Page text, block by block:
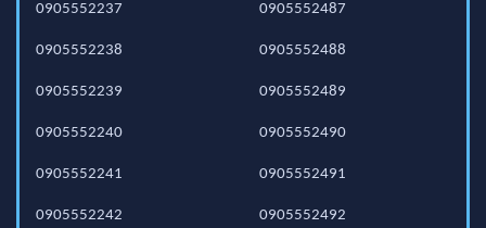
0905552237
0905552238
0905552239
0905552240
0905552241
0905552242
0905552487
0905552488
0905552489
0905552490
0905552491
0905552492